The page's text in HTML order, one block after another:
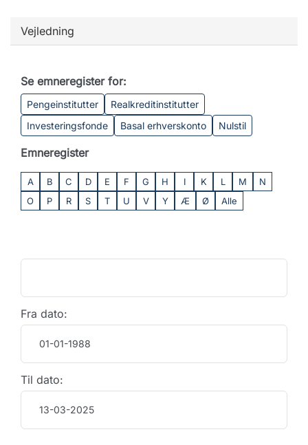
Vejledning
Se emneregister for:
Pengeinstitutter
Realkreditinstitutter
Investeringsfonde
Basal erhverskonto Nulstil
Emneregister
A B C D E F G H I K L M
N
O
P R S T U V Y Æ Ø Alle
Fra dato:
Til dato: